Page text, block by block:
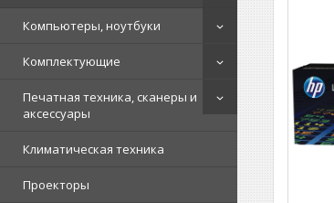
Компьютеры, ноутбуки
Комплектующие
Печатная техника, сканеры и
аксессуары
Климатическая техника
Проекторы